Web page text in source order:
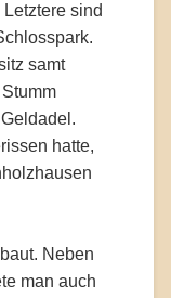
sind
samt
hatte,
Neben
man auch